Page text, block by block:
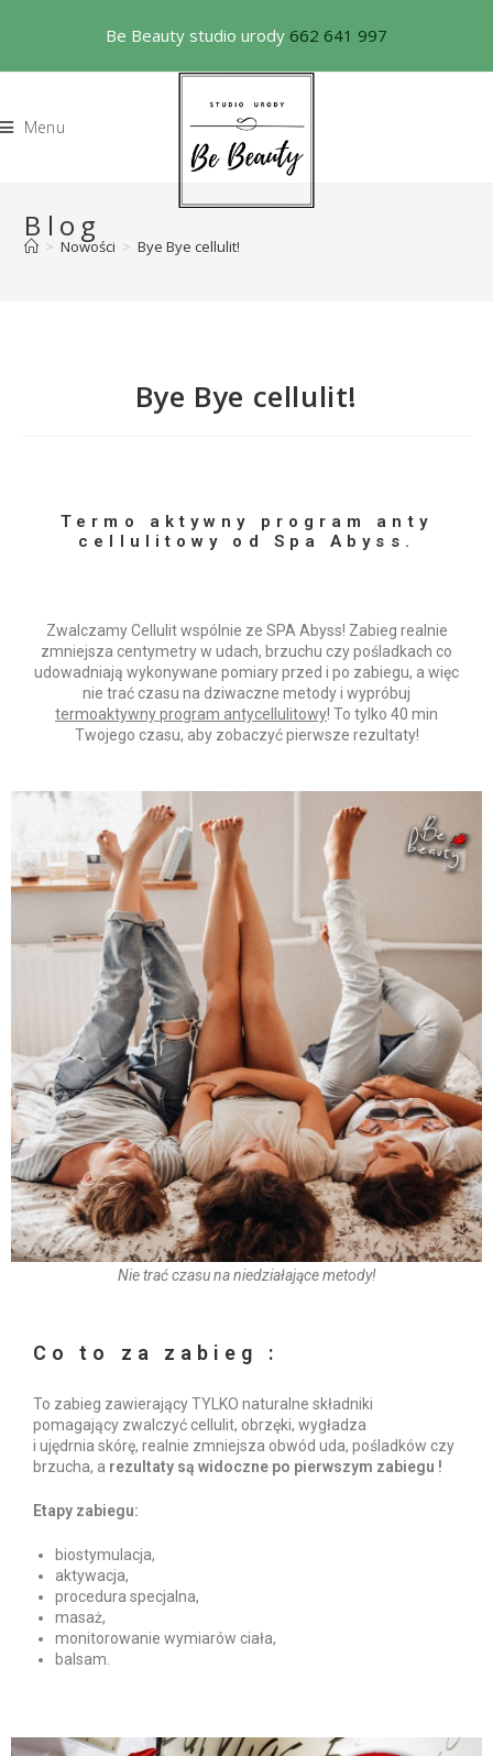
Be Beauty studio urody 662 641 997
Menu
Blog
> Nowości > Bye Bye cellulit!
Bye Bye cellulit!
Termo aktywny program anty
cellulitowy od Spa Abyss.
Zwalczamy Cellulit wspólnie ze SPA Abyss! Zabieg realnie
zmniejsza centymetry w udach, brzuchu czy pośladkach co
udowadniają wykonywane pomiary przed i po zabiegu, a więc
nie trać czasu na dziwaczne metody i wypróbuj
termoaktywny program antycellulitowy! To tylko 40 min
Twojego czasu, aby zobaczyć pierwsze rezultaty!
Nie trać czasu na niedziałające metody!
Co to za zabieg :
To zabieg zawierający TYLKO naturalne składniki
pomagający zwalczyć cellulit, obrzęki, wygładza
i ujędrnia skórę, realnie zmniejsza obwód uda, pośladków czy
brzucha, a rezultaty są widoczne po pierwszym zabiegu !
Etapy zabiegu:
biostymulacja,
aktywacja,
procedura specjalna,
masaż,
monitorowanie wymiarów ciała,
balsam.